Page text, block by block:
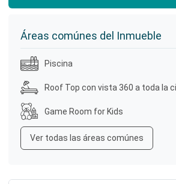
Áreas comúnes del Inmueble
Piscina
Roof Top con vista 360 a toda la
Game Room for Kids
Ver todas las áreas comúnes